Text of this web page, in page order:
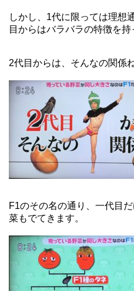
しかし、1代に限っては理想
目からはバラバラの特徴を持
2代目からは、そんなの関係
F1のその名の通り、一代目
菜もでてきます。